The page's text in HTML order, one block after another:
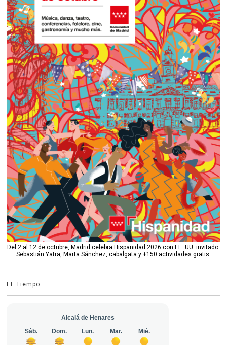
Del 2 al 12 de octubre, Madrid celebra Hispanidad 2026 con EE. UU. invitado:
Sebastián Yatra, Marta Sánchez, cabalgata y +150 actividades gratis.
EL Tiempo